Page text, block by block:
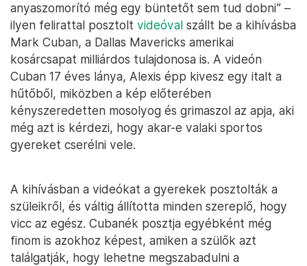
anyaszomorító még egy büntetőt sem tud dobni” –
ilyen felirattal posztolt videóval szállt be a kihívásba
Mark Cuban, a Dallas Mavericks amerikai
kosárcsapat milliárdos tulajdonosa is. A videón
Cuban 17 éves lánya, Alexis épp kivesz egy italt a
hűtőből, miközben a kép előterében
kényszeredetten mosolyog és grimaszol az apja, aki
még azt is kérdezi, hogy akar-e valaki sportos
gyereket cserélni vele.
A kihívásban a videókat a gyerekek posztolták a
szüleikről, és váltig állította minden szereplő, hogy
vicc az egész. Cubanék posztja egyébként még
finom is azokhoz képest, amiken a szülők azt
találgatják, hogy lehetne megszabadulni a